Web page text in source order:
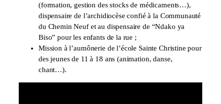
(formation, gestion des stocks de médicaments…),
dispensaire de l’archidiocèse confié à la Communauté
du Chemin Neuf et au dispensaire de “Ndako ya
Biso” pour les enfants de la rue ;
Mission à l’aumônerie de l’école Sainte Christine pour
des jeunes de 11 à 18 ans (animation, danse,
chant…).